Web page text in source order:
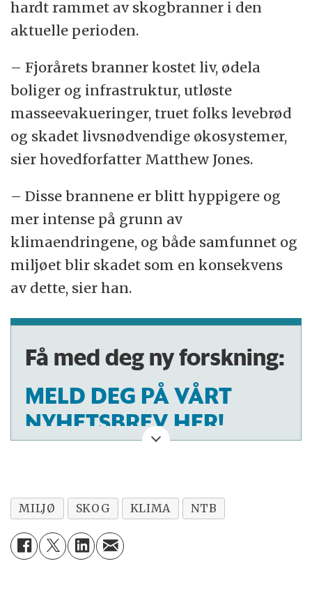
hardt rammet av skogbranner i den
aktuelle perioden.
– Fjorårets branner kostet liv, ødela
boliger og infrastruktur, utløste
masseevakueringer, truet folks levebrød
og skadet livsnødvendige økosystemer,
sier hovedforfatter Matthew Jones.
– Disse brannene er blitt hyppigere og
mer intense på grunn av
klimaendringene, og både samfunnet og
miljøet blir skadet som en konsekvens
av dette, sier han.
Få med deg ny forskning:
MELD DEG PÅ VÅRT
NYHETSBREV HER!
MILJØ SKOG KLIMA NTB